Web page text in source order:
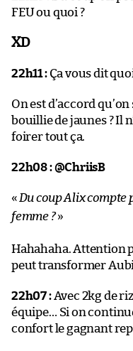
FEU ou quoi ?
XD
22h11 :Ça vous dit
On est d’accord
bouillie de jaunes ? Il
foirer tout ça.
22h08 :@ChriisB
« Du coup Alix compte
femme ?»
Hahahaha. Attention
peut transformer
22h07 :Avec 2kg de
équipe… Si on
confort le gagnant